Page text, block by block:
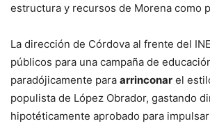
estructura y recursos de Morena como
La dirección de Córdova al frente del INE
públicos para una campaña de
paradójicamente para arrinconar el
populista de López Obrador, gastando
hipotéticamente aprobado para